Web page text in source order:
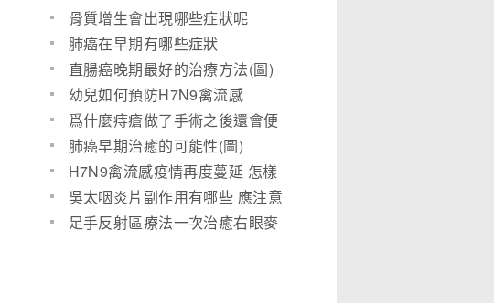
心血管
口腔科
骨質增生會出現哪些症狀呢
肺癌在早期有哪些症狀
直腸癌晚期最好的治療方法(圖)
幼兒如何預防H7N9禽流感
爲什麼痔瘡做了手術之後還會便
血呢？
肺癌早期治癒的可能性(圖)
H7N9禽流感疫情再度蔓延 怎樣
預防是關鍵!(圖)
吳太咽炎片副作用有哪些 應注意
些什麼
足手反射區療法一次治癒右眼麥